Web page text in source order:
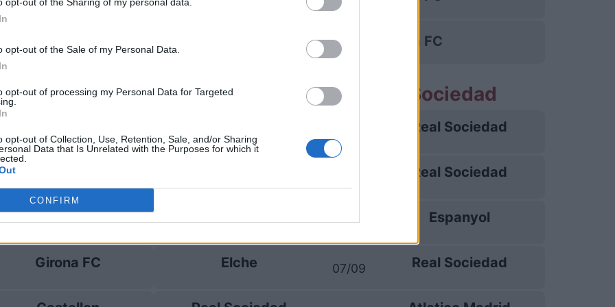
opt-out of the Sale of my Personal Data.
opt-out of processing my Personal Data for Targeted
opt-out of Collection, Use, Retention, Sale, and/or Sharing
Data that Is Unrelated with the Purposes for which it
CONFIRM
Girona FC
FC
Las Palmas
Girona FC
Prossime partite Real Sociedad
Real Sociedad
Real Sociedad
29/08 Espanyol
Elche 07/09 Real Sociedad